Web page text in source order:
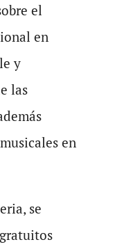
el
en
y
las
en
se